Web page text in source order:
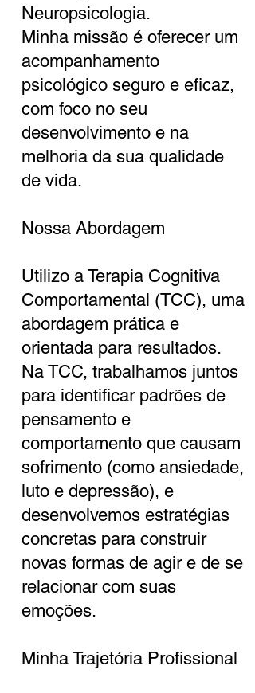
Neuropsicologia.
Minha missão é oferecer um
acompanhamento
psicológico seguro e eficaz,
com foco no seu
desenvolvimento e na
melhoria da sua qualidade
de vida.
Nossa Abordagem
Utilizo a Terapia Cognitiva
Comportamental (TCC), uma
abordagem prática e
orientada para resultados.
Na TCC, trabalhamos juntos
para identificar padrões de
pensamento e
comportamento que causam
sofrimento (como ansiedade,
luto e depressão), e
desenvolvemos estratégias
concretas para construir
novas formas de agir e de se
relacionar com suas
emoções.
Minha Trajetória Profissional